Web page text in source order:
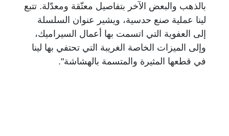
بالذهب والبعض الآخر بتفاصيل معتّقة ومعدّلة. تتبع
لينا عملية صنع حدسية، ويشير عنوان السلسلة
إلى العفوية التي اتسمت بها أعمال السيراميك،
وإلى الميزات الخاصة الغريبة التي تحتفي بها لينا
في قطعها المثيرة والمتسمة بالهشاشة".